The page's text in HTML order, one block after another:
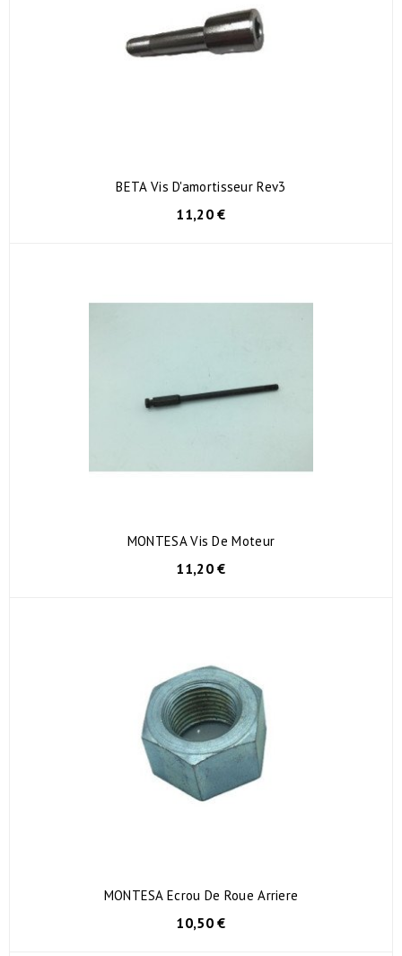
BETA Vis D'amortisseur Rev3
11,20 €
MONTESA Vis De Moteur
11,20 €
MONTESA Ecrou De Roue Arriere
10,50 €